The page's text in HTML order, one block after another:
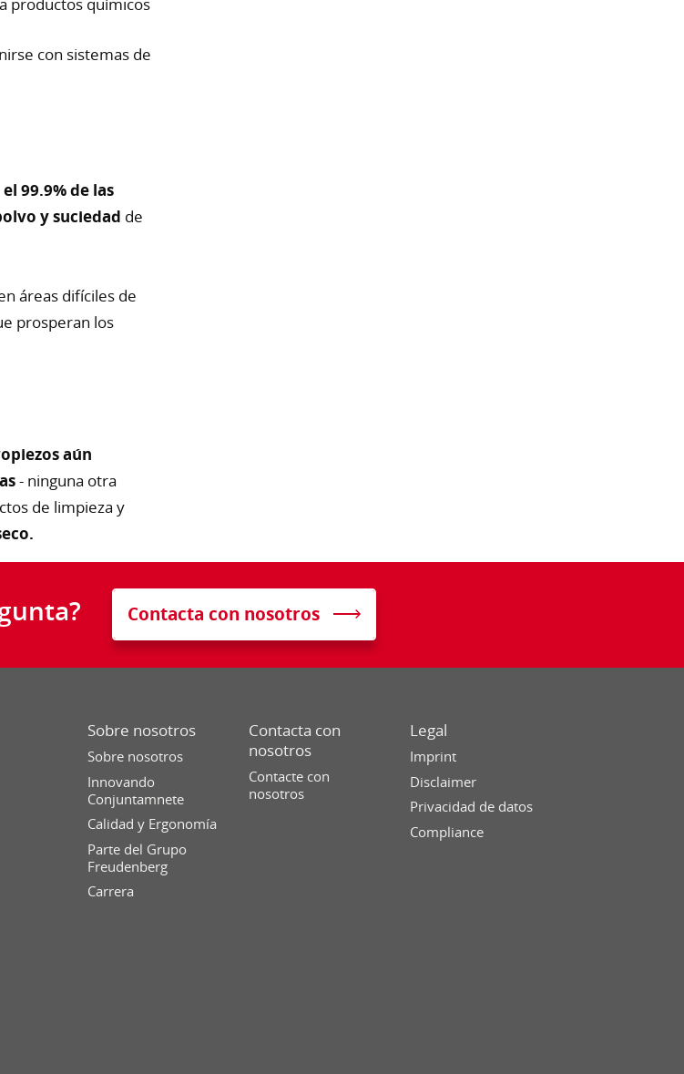
productos químicos
con sistemas de
99.9% de las
y suciedad de
áreas difíciles de
prosperan los
aún
- ninguna otra
de limpieza y
Contacta con nosotros
Sobre nosotros
Sobre nosotros
Innovando
Conjuntamnete
Calidad y Ergonomía
Parte del Grupo
Freudenberg
Carrera
Contacta con
nosotros
Contacte con
nosotros
Legal
Imprint
Disclaimer
Privacidad de datos
Compliance